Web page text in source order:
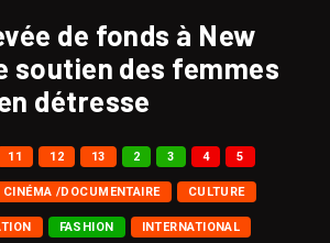
de fonds à New
soutien des femmes
détresse
11 12 13 2 3 4 5
CINÉMA /DOCUMENTAIRE CULTURE
FASHION INTERNATIONAL